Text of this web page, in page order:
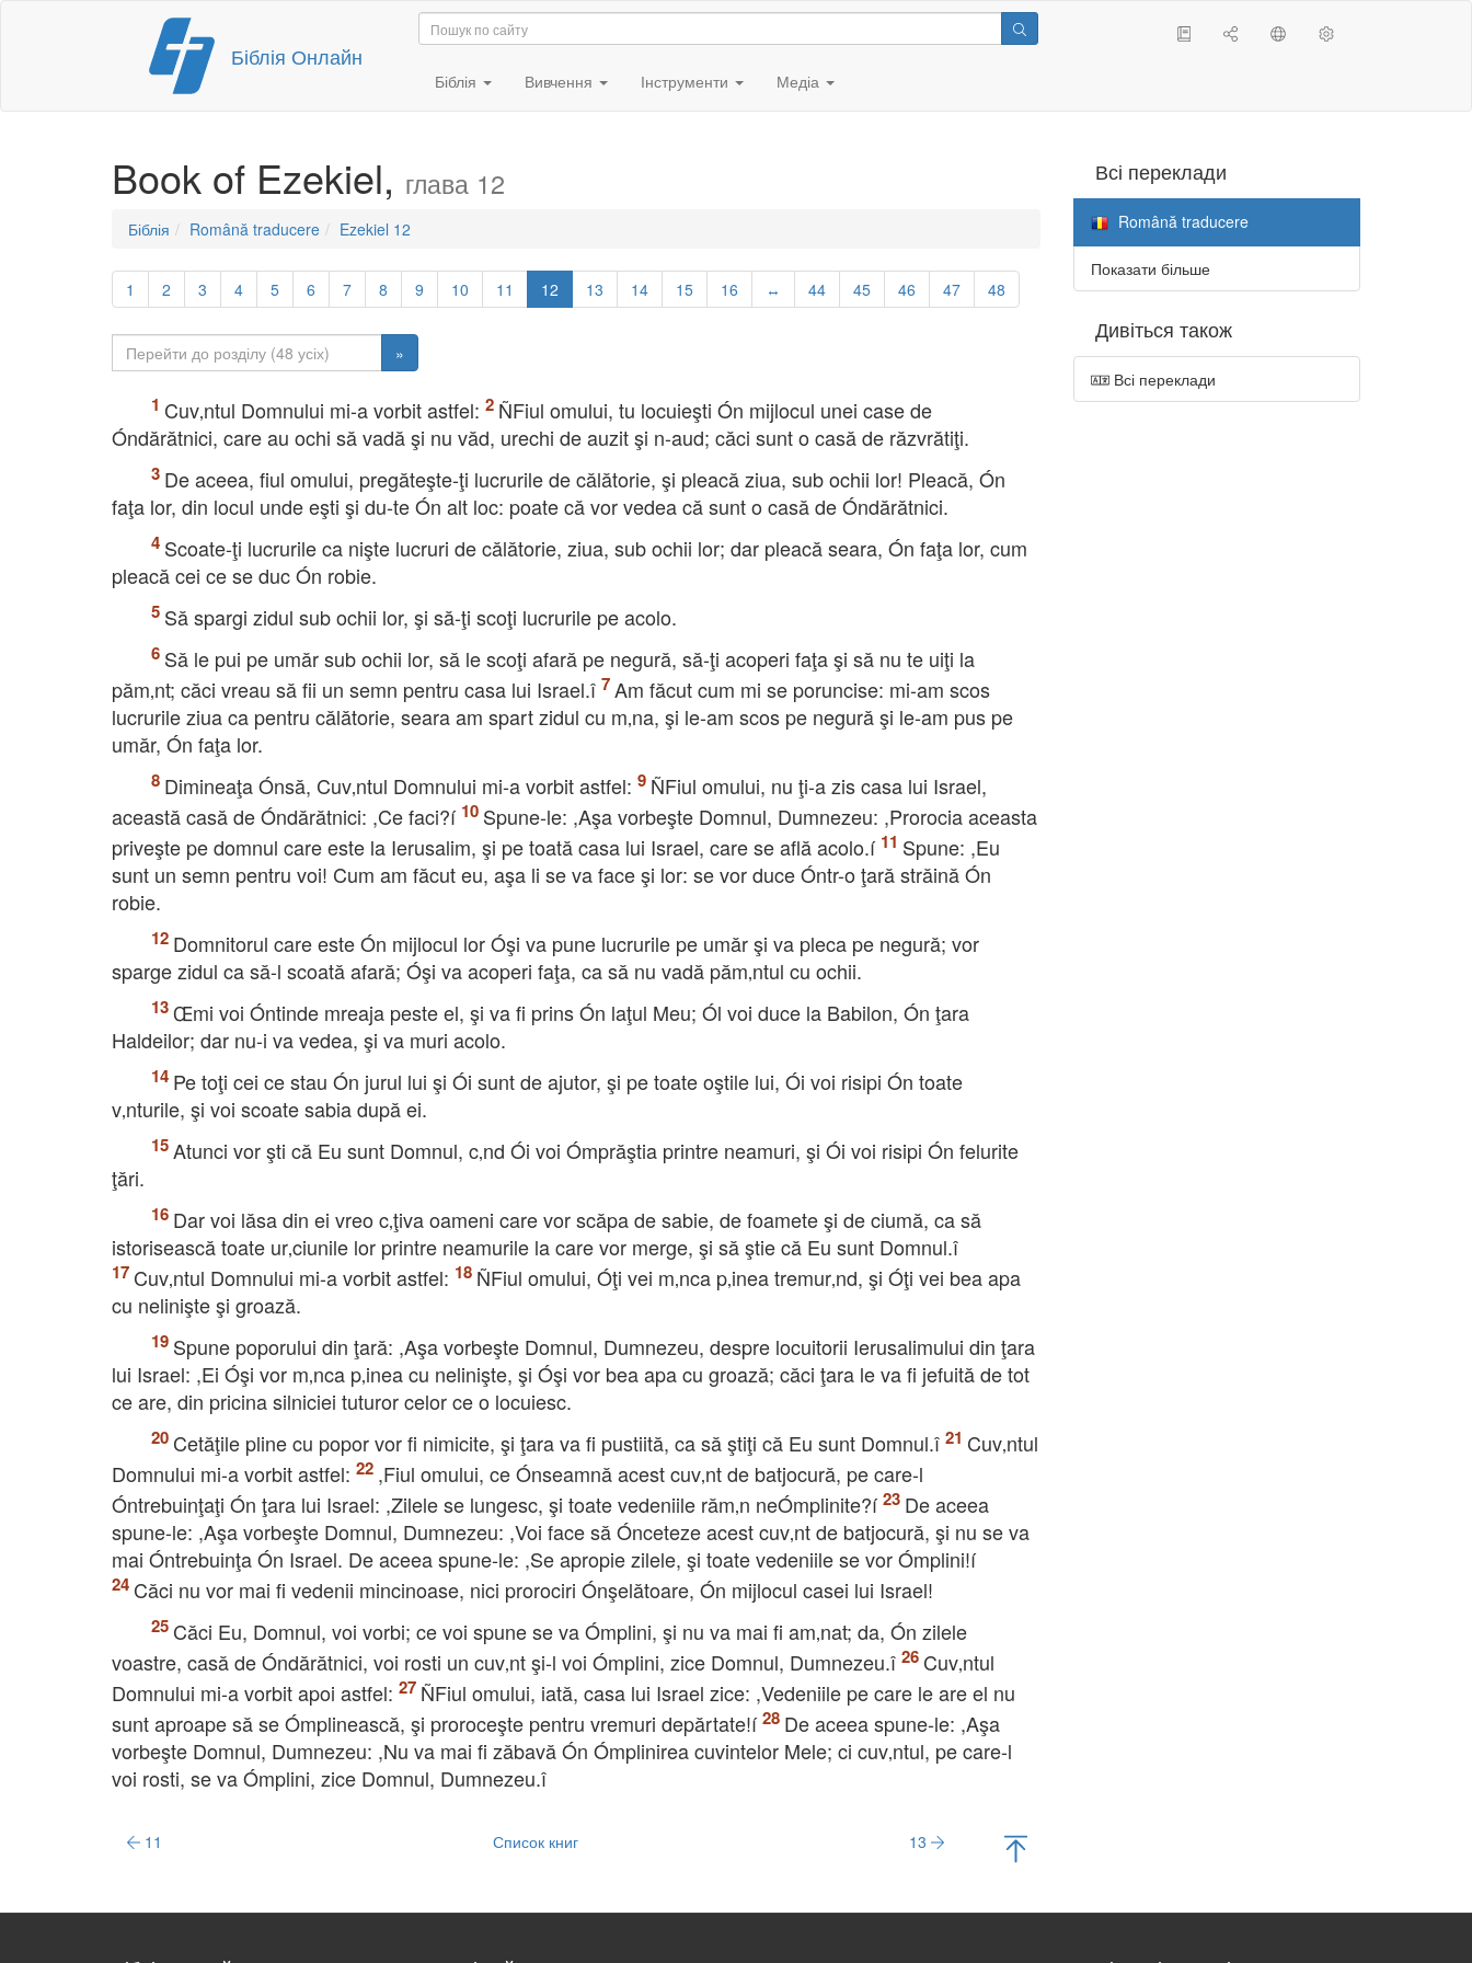
Перейти
вмісту
Біблія Онлайн
Біблія Вивчення Інструменти Медіа
Book of Ezekiel, глава 12
Біблія Română traducere Ezekiel 12
1 2 3 4 5 6 7 8 9 10 11 12 13 14 15 16 ↔ 44 45 46 47 48
»
Cuv‚ntul Domnului mi-a vorbit astfel:
ÑFiul omului, tu locuieşti Ón mijlocul unei case de
Óndărătnici, care au ochi să vadă şi nu văd, urechi de auzit şi n-aud; căci sunt o casă de răzvrătiţi.
De aceea, fiul omului, pregăteşte-ţi lucrurile de călătorie, şi pleacă ziua, sub ochii lor! Pleacă, Ón
faţa lor, din locul unde eşti şi du-te Ón alt loc: poate că vor vedea că sunt o casă de Óndărătnici.
Scoate-ţi lucrurile ca nişte lucruri de călătorie, ziua, sub ochii lor; dar pleacă seara, Ón faţa lor, cum
pleacă cei ce se duc Ón robie.
Să spargi zidul sub ochii lor, şi să-ţi scoţi lucrurile pe acolo.
Să le pui pe umăr sub ochii lor, să le scoţi afară pe negură, să-ţi acoperi faţa şi să nu te uiţi la
păm‚nt; căci vreau să fii un semn pentru casa lui Israel.î
Am făcut cum mi se poruncise: mi-am scos
lucrurile ziua ca pentru călătorie, seara am spart zidul cu m‚na, şi le-am scos pe negură şi le-am pus pe
umăr, Ón faţa lor.
Dimineaţa Ónsă, Cuv‚ntul Domnului mi-a vorbit astfel:
ÑFiul omului, nu ţi-a zis casa lui Israel,
această casă de Óndărătnici: ,Ce faci?í
Spune-le: ,Aşa vorbeşte Domnul, Dumnezeu: ,Prorocia aceasta
priveşte pe domnul care este la Ierusalim, şi pe toată casa lui Israel, care se află acolo.í
Spune: ,Eu
sunt un semn pentru voi! Cum am făcut eu, aşa li se va face şi lor: se vor duce Óntr-o ţară străină Ón
robie.
Domnitorul care este Ón mijlocul lor Óşi va pune lucrurile pe umăr şi va pleca pe negură; vor
sparge zidul ca să-l scoată afară; Óşi va acoperi faţa, ca să nu vadă păm‚ntul cu ochii.
Œmi voi Óntinde mreaja peste el, şi va fi prins Ón laţul Meu; Ól voi duce la Babilon, Ón ţara
Haldeilor; dar nu-i va vedea, şi va muri acolo.
Pe toţi cei ce stau Ón jurul lui şi Ói sunt de ajutor, şi pe toate oştile lui, Ói voi risipi Ón toate
v‚nturile, şi voi scoate sabia după ei.
Atunci vor şti că Eu sunt Domnul, c‚nd Ói voi Ómprăştia printre neamuri, şi Ói voi risipi Ón felurite
ţări.
Dar voi lăsa din ei vreo c‚ţiva oameni care vor scăpa de sabie, de foamete şi de ciumă, ca să
istorisească toate ur‚ciunile lor printre neamurile la care vor merge, şi să ştie că Eu sunt Domnul.î
Cuv‚ntul Domnului mi-a vorbit astfel:
ÑFiul omului, Óţi vei m‚nca p‚inea tremur‚nd, şi Óţi vei bea apa
cu nelinişte şi groază.
Spune poporului din ţară: ,Aşa vorbeşte Domnul, Dumnezeu, despre locuitorii Ierusalimului din ţara
lui Israel: ,Ei Óşi vor m‚nca p‚inea cu nelinişte, şi Óşi vor bea apa cu groază; căci ţara le va fi jefuită de tot
ce are, din pricina silniciei tuturor celor ce o locuiesc.
Cetăţile pline cu popor vor fi nimicite, şi ţara va fi pustiită, ca să ştiţi că Eu sunt Domnul.î
Cuv‚ntul
Domnului mi-a vorbit astfel:
,Fiul omului, ce Ónseamnă acest cuv‚nt de batjocură, pe care-l
Óntrebuinţaţi Ón ţara lui Israel: ,Zilele se lungesc, şi toate vedeniile răm‚n neÓmplinite?í
De aceea
spune-le: ,Aşa vorbeşte Domnul, Dumnezeu: ,Voi face să Ónceteze acest cuv‚nt de batjocură, şi nu se va
mai Óntrebuinţa Ón Israel. De aceea spune-le: ,Se apropie zilele, şi toate vedeniile se vor Ómplini!í
Căci nu vor mai fi vedenii mincinoase, nici prorociri Ónşelătoare, Ón mijlocul casei lui Israel!
Căci Eu, Domnul, voi vorbi; ce voi spune se va Ómplini, şi nu va mai fi am‚nat; da, Ón zilele
voastre, casă de Óndărătnici, voi rosti un cuv‚nt şi-l voi Ómplini, zice Domnul, Dumnezeu.î
Cuv‚ntul
Domnului mi-a vorbit apoi astfel:
ÑFiul omului, iată, casa lui Israel zice: ,Vedeniile pe care le are el nu
sunt aproape să se Ómplinească, şi proroceşte pentru vremuri depărtate!í
De aceea spune-le: ,Aşa
vorbeşte Domnul, Dumnezeu: ,Nu va mai fi zăbavă Ón Ómplinirea cuvintelor Mele; ci cuv‚ntul, pe care-l
voi rosti, se va Ómplini, zice Domnul, Dumnezeu.î
11 Список книг 13
Всі переклади
Română traducere
Показати більше
Дивіться також
Всі переклади